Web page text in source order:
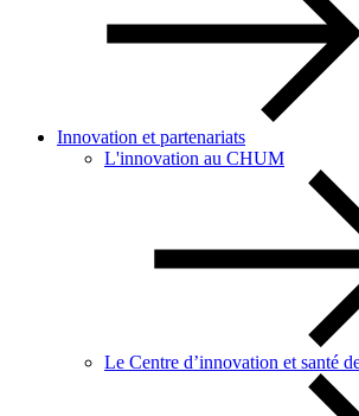
Innovation et partenariats
L'innovation au CHUM
Le Centre d’innovation et santé